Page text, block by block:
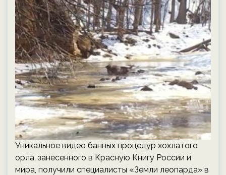
Уникальное видео банных процедур хохлатого
орла, занесенного в Красную Книгу России и
мира, получили специалисты «Земли леопарда» в